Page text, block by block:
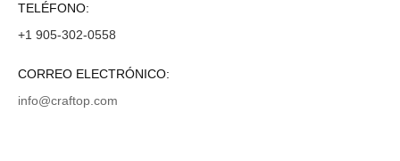
TELÉFONO:
+1 905-302-0558
CORREO ELECTRÓNICO:
info@craftop.com